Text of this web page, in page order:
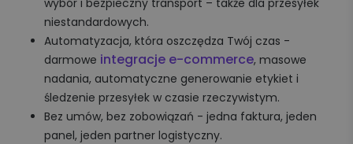
niestandardowych.
Automatyzacja, która oszczędza Twój czas -
darmowe integracje e-commerce, masowe
nadania, automatyczne generowanie etykiet i
śledzenie przesyłek w czasie rzeczywistym.
Bez umów, bez zobowiązań - jedna faktura, jeden
panel, jeden partner logistyczny.